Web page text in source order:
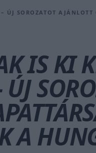
SOROZATOT AJÁNLOTT
IS KI
A